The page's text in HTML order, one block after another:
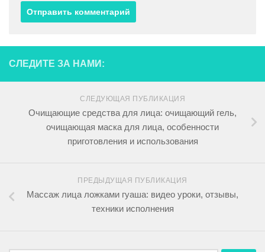
СЛЕДИТЕ ЗА НАМИ:
СЛЕДУЮЩАЯ ПУБЛИКАЦИЯ
Очищающие средства для лица: очищающий гель,
очищающая маска для лица, особенности
приготовления и использования
ПРЕДЫДУЩАЯ ПУБЛИКАЦИЯ
Массаж лица ложками гуаша: видео уроки, отзывы,
техники исполнения